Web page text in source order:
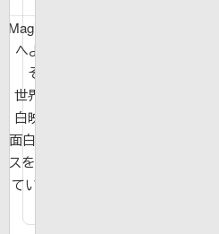
MagicBook
へようこ
そ！
世界の面
白映像や
面白ニュー
スを紹介し
ています。